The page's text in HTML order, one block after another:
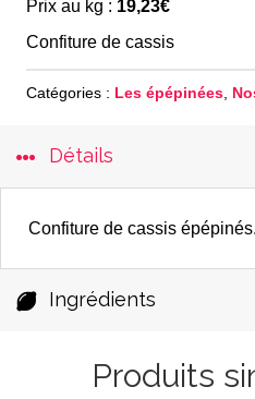
Prix au kg : 19,23€
Confiture de cassis
Catégories : Les épépinées
Détails
Confiture de cassis épépinés.
Ingrédients
Produits